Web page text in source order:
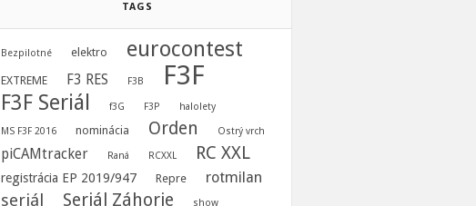
TAGS
Bezpilotné elektro eurocontest
EXTREME F3 RES F3B F3F
F3F Seriál f3G F3P halolety
MS F3F 2016 nominácia Orden Ostrý vrch
piCAMtracker Raná RCXXL RC XXL
registrácia EP 2019/947 Repre rotmilan
seriál Seriál Záhorie show